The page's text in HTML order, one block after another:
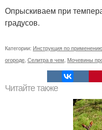
Опрыскиваем при
градусов.
Категории: Инструкция по применению
огороде Селитра в чем Мочевины
Читайте также